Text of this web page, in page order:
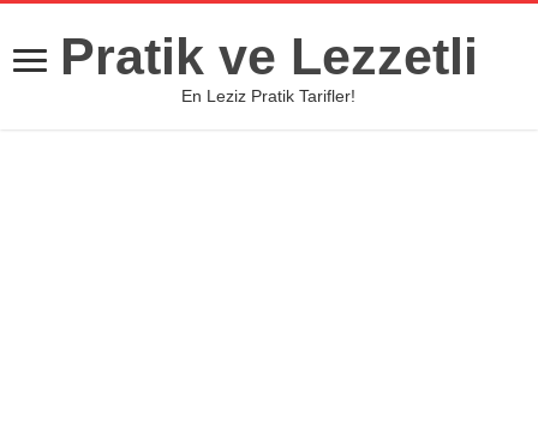
Pratik ve Lezzetli
En Leziz Pratik Tarifler!